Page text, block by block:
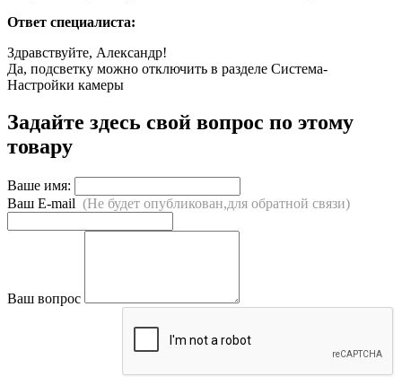
Ответ специалиста:
Здравствуйте, Александр!
Да, подсветку можно отключить в разделе Система-
Настройки камеры
Задайте здесь свой вопрос по этому
товару
Ваше имя:
Ваш E-mail (Не будет опубликован,для обратной связи)
Ваш вопрос